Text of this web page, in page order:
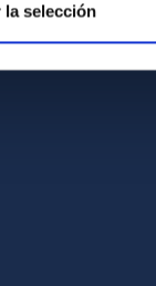
la selección
Accessibility